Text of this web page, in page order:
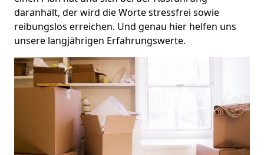
daranhält, der wird die Worte stressfrei sowie
reibungslos erreichen. Und genau hier helfen uns
unsere langjährigen Erfahrungswerte.